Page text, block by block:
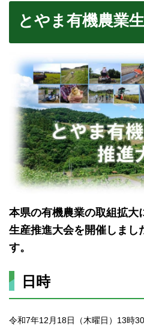
とやま有機農業
本県の有機農業の取組拡大
生産推進大会を開催しまし
す。
日時
令和7年12月18日（木曜日）13時